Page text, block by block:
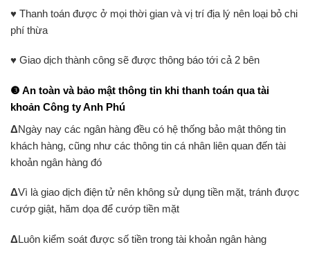
♥ Thanh toán được ở mọi thời gian và vị trí địa lý nên loại bỏ chi
phí thừa
♥ Giao dịch thành công sẽ được thông báo tới cả 2 bên
❸ An toàn và bảo mật thông tin khi thanh toán qua tài
khoản Công ty Anh Phú
ΔNgày nay các ngân hàng đều có hệ thống bảo mật thông tin
khách hàng, cũng như các thông tin cá nhân liên quan đến tài
khoản ngân hàng đó
ΔVì là giao dịch điện tử nên không sử dụng tiền mặt, tránh được
cướp giật, hăm dọa để cướp tiền mặt
ΔLuôn kiểm soát được số tiền trong tài khoản ngân hàng